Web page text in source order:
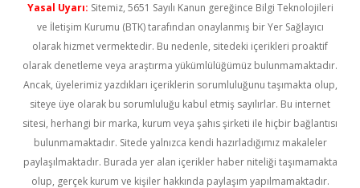
Yasal Uyarı: Sitemiz, 5651 Sayılı Kanun gereğince Bilgi Teknolojileri
ve İletişim Kurumu (BTK) tarafından onaylanmış bir Yer Sağlayıcı
olarak hizmet vermektedir. Bu nedenle, sitedeki içerikleri proaktif
olarak denetleme veya araştırma yükümlülüğümüz bulunmamaktadır.
Ancak, üyelerimiz yazdıkları içeriklerin sorumluluğunu taşımakta olup,
siteye üye olarak bu sorumluluğu kabul etmiş sayılırlar. Bu internet
sitesi, herhangi bir marka, kurum veya şahıs şirketi ile hiçbir bağlantısı
bulunmamaktadır. Sitede yalnızca kendi hazırladığımız makaleler
paylaşılmaktadır. Burada yer alan içerikler haber niteliği taşımamakta
olup, gerçek kurum ve kişiler hakkında paylaşım yapılmamaktadır.